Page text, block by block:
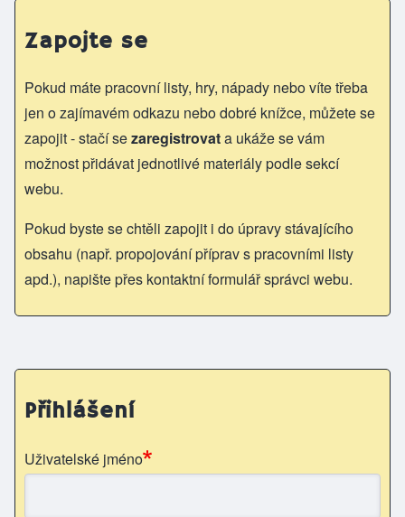
Zapojte se
Pokud máte pracovní listy, hry, nápady nebo víte třeba
jen o zajímavém odkazu nebo dobré knížce, můžete se
zapojit - stačí sezaregistrovata ukáže se vám
možnost přidávat jednotlivé materiály podle sekcí
webu.
Pokud byste se chtěli zapojit i do úpravy stávajícího
obsahu (např. propojování příprav s pracovními listy
apd.), napište přes kontaktní formulář správci webu.
Přihlášení
Uživatelské jméno